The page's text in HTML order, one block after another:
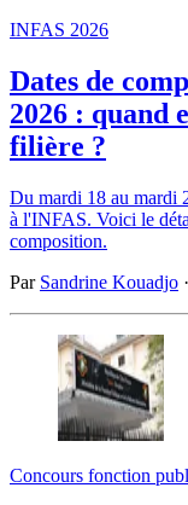
INFAS 2026
Dates de
2026 : quand
filière ?
Du mardi 18 au mardi
à l'INFAS. Voici le
composition.
Par Sandrine Kouadjo ·
Concours fonction